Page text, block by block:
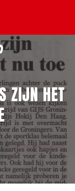
ZIJN HET